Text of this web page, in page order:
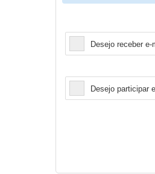
Desejo receber
Desejo participar